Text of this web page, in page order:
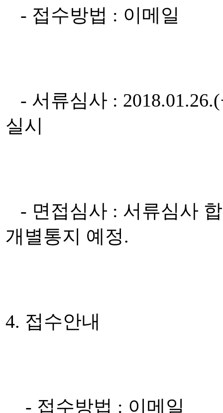
- 접수방법 : 이메일
- 서류심사 :
실시
- 면접심사 : 서류심사
개별통지 예정.
4. 접수안내
- 접수방법 : 이메일